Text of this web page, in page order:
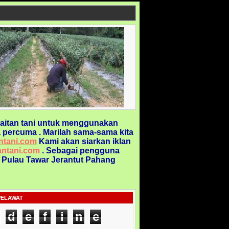
tani untuk menggunakan
. Marilah sama-sama kita
Kami akan siarkan iklan
. Sebagai pengguna
Tawar Jerantut Pahang
d e f i n e